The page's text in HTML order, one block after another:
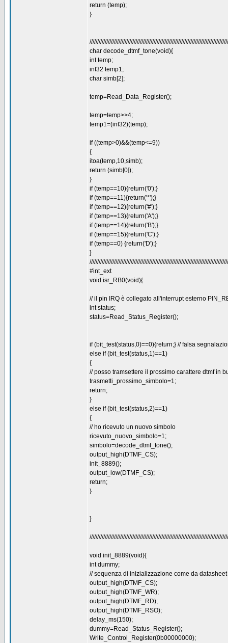
return (temp);
}
char decode_dtmf_tone(void){
int temp;
int32 temp1;
char simb[2];
temp=Read_Data_Register();
temp=temp>>4;
temp1=(int32)(temp);
if ((temp>0)&&(temp<=9))
{
itoa(temp,10,simb);
return (simb[0]);
}
if (temp==10){return('0');}
if (temp==11){return('*');}
if (temp==12){return('#');}
if (temp==13){return('A');}
if (temp==14){return('B');}
if (temp==15){return('C');}
if (temp==0) {return('D');}
}
#int_ext
void isr_RB0(void){
// il pin IRQ è collegato all'interrupt esterno
int status;
status=Read_Status_Register();
if (bit_test(status,0)==0){return;} // falsa
else if (bit_test(status,1)==1)
{
// posso tramsettere il prossimo carattere dtmf in
trasmetti_prossimo_simbolo=1;
return;
}
else if (bit_test(status,2)==1)
{
// ho ricevuto un nuovo simbolo
ricevuto_nuovo_simbolo=1;
simbolo=decode_dtmf_tone();
output_high(DTMF_CS);
init_8889();
output_low(DTMF_CS);
return;
}
}
void init_8889(void){
int dummy;
// sequenza di inizializzazione come da datasheet
output_high(DTMF_CS);
output_high(DTMF_WR);
output_high(DTMF_RD);
output_high(DTMF_RSO);
delay_ms(150);
dummy=Read_Status_Register();
Write_Control_Register(0b00000000);